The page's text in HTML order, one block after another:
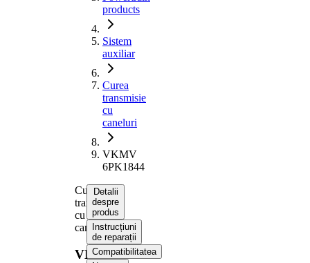
products
Sistem
auxiliar
Curea
transmisie
cu
caneluri
VKMV
6PK1844
Curea
transmisie
cu
caneluri
VKMV
Detalii
despre
produs
Instrucțiuni
de reparații
Compatibilitatea